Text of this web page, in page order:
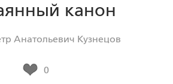
канон
Анатольевич Кузнецов
0